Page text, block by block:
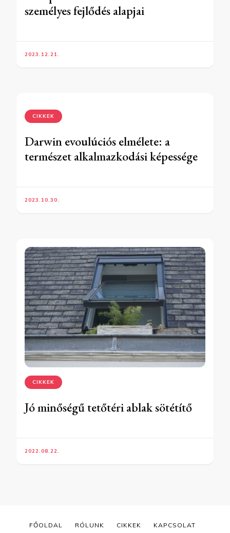
személyes fejlődés alapjai
2023.12.21.
CIKKEK
Darwin evoulúciós elmélete: a
természet alkalmazkodási képessége
2023.10.30.
CIKKEK
Jó minőségű tetőtéri ablak sötétítő
2022.08.22.
FŐOLDAL RÓLUNK CIKKEK KAPCSOLAT